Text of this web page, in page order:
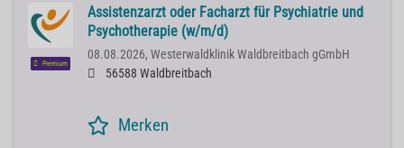
Premium
Assistenzarzt oder Facharzt für Psychiatrie und
Psychotherapie (w/m/d)
08.08.2026, Westerwaldklinik Waldbreitbach gGmbH
56588 Waldbreitbach
Merken